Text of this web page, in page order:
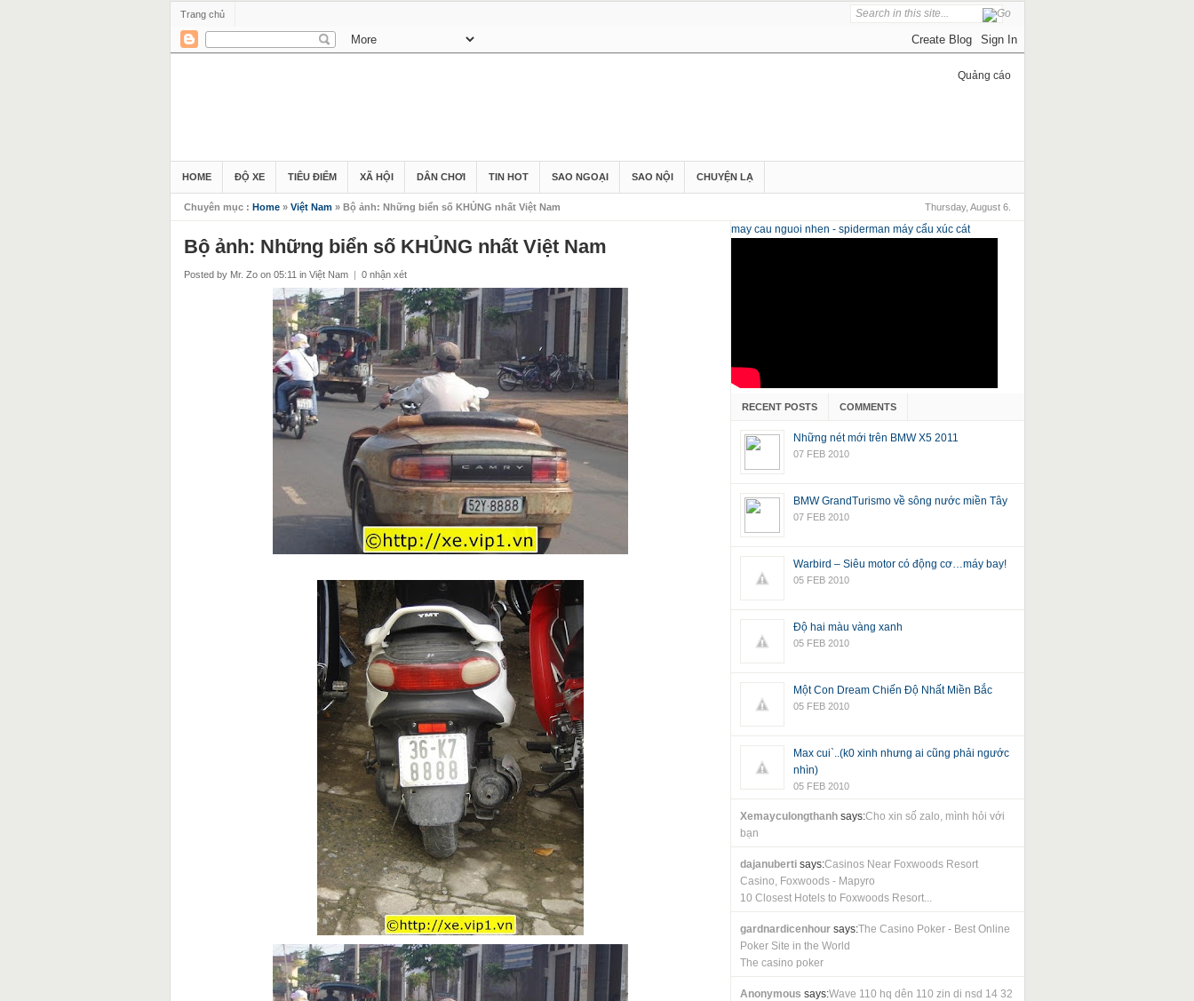
Trang chủ
Quảng cáo
HOME ĐỘ XE TIÊU ĐIỂM XÃ HỘI DÂN CHƠI TIN HOT SAO NGOẠI SAO NỘI CHUYỆN LẠ
Thursday, August 6.
Chuyên mục : Home» Việt Nam» Bộ ảnh: Những biển số KHỦNG nhất Việt Nam
Bộ ảnh: Những biển số KHỦNG nhất Việt Nam
Posted by Mr. Zo on 05:11 in Việt Nam | 0 nhận xét
may cau nguoi nhen - spiderman máy cẩu xúc cát
RECENT POSTS COMMENTS
Những nét mới trên BMW X5 2011
07 FEB 2010
BMW GrandTurismo về sông nước miền Tây
07 FEB 2010
Warbird – Siêu motor có động cơ…máy bay!
05 FEB 2010
Độ hai màu vàng xanh
05 FEB 2010
Một Con Dream Chiến Độ Nhất Miền Bắc
05 FEB 2010
Max cui`..(k0 xinh nhưng ai cũng phải ngước
nhìn)
05 FEB 2010
Xemayculongthanhsays:Cho xin số zalo, mình hỏi với
bạn
dajanubertisays:Casinos Near Foxwoods Resort
Casino, Foxwoods - Mapyro
10 Closest Hotels to Foxwoods Resort...
gardnardicenhoursays:The Casino Poker - Best Online
Poker Site in the World
The casino poker
Anonymous says:Wave 110 hq dên 110 zin di nsd 14 32